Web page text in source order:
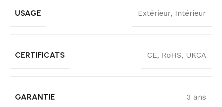
USAGE Extérieur, Intérieur
CERTIFICATS CE, RoHS, UKCA
GARANTIE 3 ans